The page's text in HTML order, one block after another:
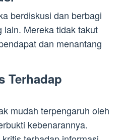
berdiskusi dan berbagi
lain. Mereka tidak takut
dan menantang
Terhadap
mudah terpengaruh oleh
kebenarannya.